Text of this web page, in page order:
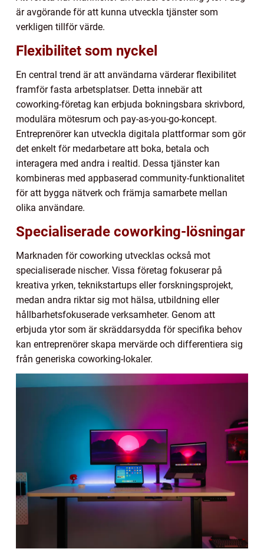
är avgörande för att kunna utveckla tjänster som
verkligen tillför värde.
Flexibilitet som nyckel
En central trend är att användarna värderar flexibilitet
framför fasta arbetsplatser. Detta innebär att
coworking-företag kan erbjuda bokningsbara skrivbord,
modulära mötesrum och pay-as-you-go-koncept.
Entreprenörer kan utveckla digitala plattformar som gör
det enkelt för medarbetare att boka, betala och
interagera med andra i realtid. Dessa tjänster kan
kombineras med appbaserad community-funktionalitet
för att bygga nätverk och främja samarbete mellan
olika användare.
Specialiserade coworking-lösningar
Marknaden för coworking utvecklas också mot
specialiserade nischer. Vissa företag fokuserar på
kreativa yrken, teknikstartups eller forskningsprojekt,
medan andra riktar sig mot hälsa, utbildning eller
hållbarhetsfokuserade verksamheter. Genom att
erbjuda ytor som är skräddarsydda för specifika behov
kan entreprenörer skapa mervärde och differentiera sig
från generiska coworking-lokaler.